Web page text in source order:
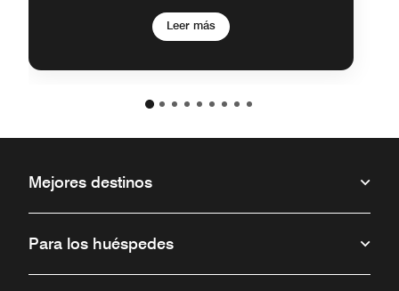
Leer más
Mejores destinos
Para los huéspedes